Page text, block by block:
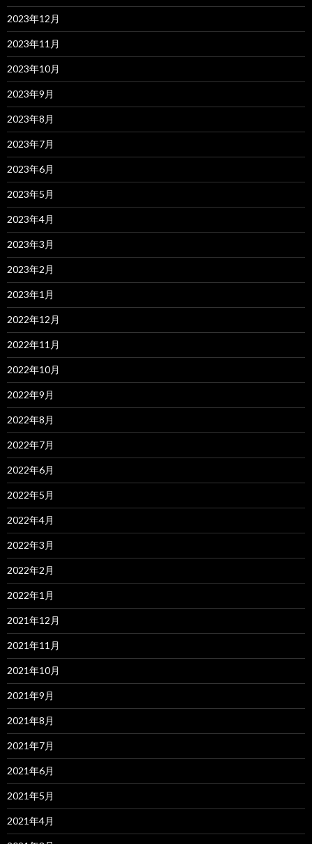
2023年12月
2023年11月
2023年10月
2023年9月
2023年8月
2023年7月
2023年6月
2023年5月
2023年4月
2023年3月
2023年2月
2023年1月
2022年12月
2022年11月
2022年10月
2022年9月
2022年8月
2022年7月
2022年6月
2022年5月
2022年4月
2022年3月
2022年2月
2022年1月
2021年12月
2021年11月
2021年10月
2021年9月
2021年8月
2021年7月
2021年6月
2021年5月
2021年4月